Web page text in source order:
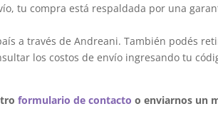
tu compra está respaldada por una
a través de Andreani. También podés
los costos de envío ingresando tu
formulario de contacto o enviarnos un